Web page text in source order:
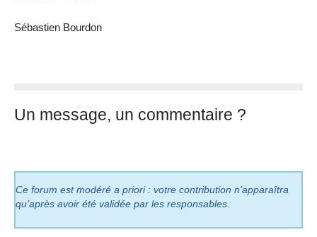
Sébastien Bourdon
Un message, un commentaire ?
Ce forum est modéré a priori : votre contribution n’apparaîtra
qu’après avoir été validée par les responsables.